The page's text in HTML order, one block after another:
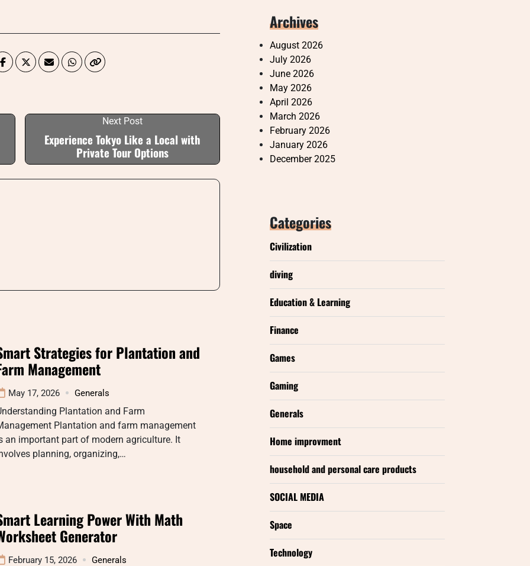
Next Post
Experience Tokyo Like a Local with
Private Tour Options
Strategies for Plantation and
Management
May 17, 2026 Generals
Plantation and Farm
Plantation and farm management
an important part of modern agriculture. It
planning, organizing,…
Learning Power With Math
Generator
February 15, 2026 Generals
Archives
August 2026
July 2026
June 2026
May 2026
April 2026
March 2026
February 2026
January 2026
December 2025
Categories
Civilization
diving
Education & Learning
Finance
Games
Gaming
Generals
Home improvment
household and personal care products
SOCIAL MEDIA
Space
Technology